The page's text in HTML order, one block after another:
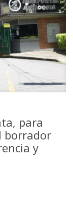
para
borrador
y